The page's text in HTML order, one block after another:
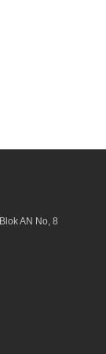
AN No, 8